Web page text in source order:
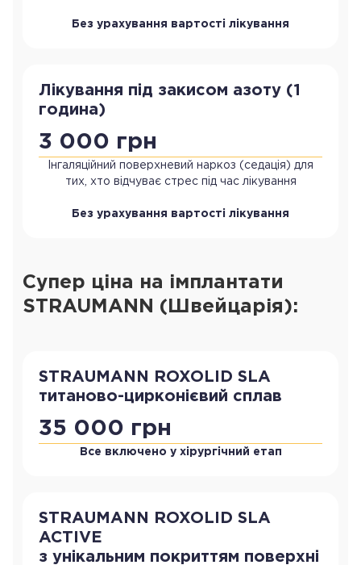
Без урахування вартості лікування
Лікування під закисом азоту (1
година)
3 000 грн
Інгаляційний поверхневий наркоз (седація) для
тих, хто відчуває стрес під час лікування
Без урахування вартості лікування
Супер ціна на імплантати
STRAUMANN (Швейцарія):
STRAUMANN ROXOLID SLA
титаново-цирконієвий сплав
35 000 грн
Все включено у хірургічний етап
STRAUMANN ROXOLID SLA
ACTIVE
з унікальним покриттям поверхні